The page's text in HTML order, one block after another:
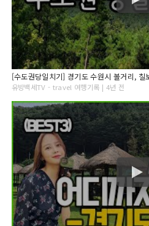
[수도권당일치기] 경기도 수원시 볼거리,
유방백세TV - travel 여행기록 | 4년 전